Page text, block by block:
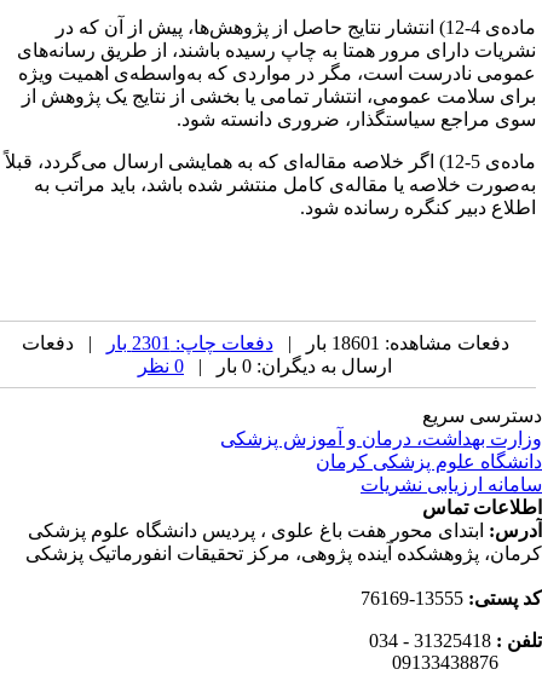
ماده‌ی 4-12) انتشار نتایج حاصل از پژوهش‌ها، پیش از آن که در
دارای مرور همتا به چاپ رسیده باشند، از طریق رسانه‌های
نادرست است، مگر در مواردی که به‌واسطه‌ی اهمیت ویژه
سلامت عمومی، انتشار تمامی یا بخشی از نتایج یک پژوهش از
مراجع سیاستگذار، ضروری دانسته شود.
ماده‌ی 5-12) اگر خلاصه مقاله‌ای که به همایشی ارسال می‌گردد، قبلاً
خلاصه یا مقاله‌ی کامل منتشر شده باشد، باید مراتب به
دبیر کنگره رسانده شود.
دفعات مشاهده: 18601 بار | دفعات چاپ: 2301 بار
| دفعات
ارسال به دیگران: 0 بار |
سریع
بهداشت، درمان و آموزش پزشکی
علوم پزشکی کرمان
ارزیابی نشریات
تماس
ابتدای محور هفت باغ علوی ، پردیس دانشگاه علوم پزشکی
پژوهشکده آینده پژوهی، مرکز تحقیقات انفورماتیک پزشکی
پستی: 13555-76169
:
31325418 - 034